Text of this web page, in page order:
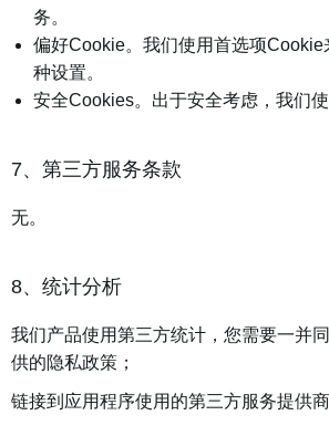
务。
偏好Cookie。我们使用首选项Cookie
种设置。
安全Cookies。出于安全考虑，我们使
7、第三方服务条款
无。
8、统计分析
我们产品使用第三方统计，您需要一并
供的隐私政策；
链接到应用程序使用的第三方服务提供